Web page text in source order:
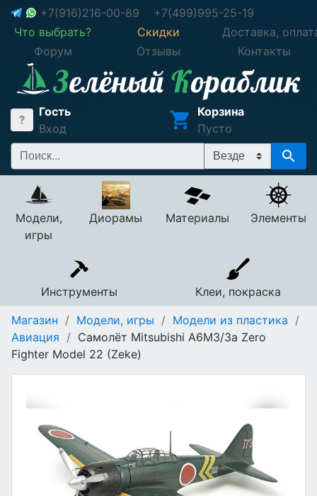
+7(916)216-00-89
+7(499)995-25-19
Что выбрать?
Скидки
Доставка,
Форум
Отзывы Контакты
Гость
Вход
Корзина
Пусто
Модели,
игры
Диорамы Материалы Элементы
Инструменты
Клеи, покраска
Магазин / Модели, игры / Модели из пластика /
Авиация / Самолёт Mitsubishi A6M3/3a Zero
Fighter Model 22 (Zeke)